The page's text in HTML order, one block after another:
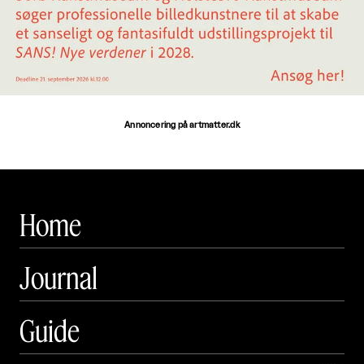
Annoncering på artmatter.dk
Home
Journal
Guide